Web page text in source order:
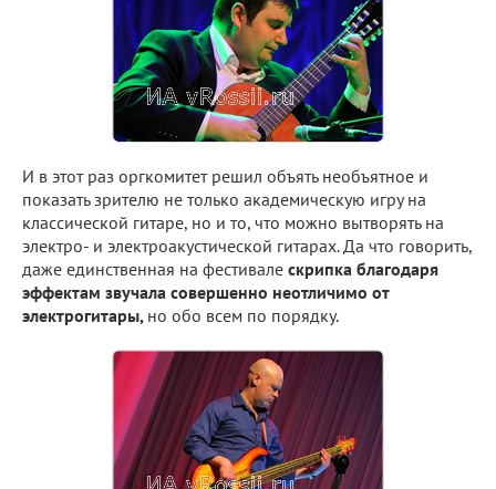
И в этот раз оргкомитет решил объять необъятное и
показать зрителю не только академическую игру на
классической гитаре, но и то, что можно вытворять на
электро- и электроакустической гитарах. Да что говорить,
даже единственная на фестивале скрипка благодаря
эффектам звучала совершенно неотличимо от
электрогитары, но обо всем по порядку.